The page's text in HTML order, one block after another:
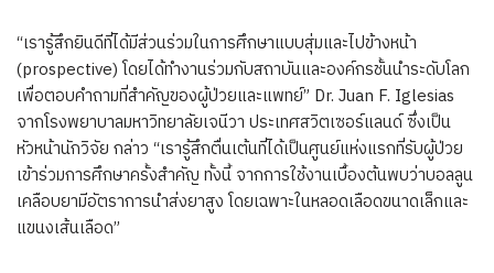
“เรารู้สึกยินดีที่ได้มีส่วนร่วมในการศึกษาแบบสุ่มและไปข้างหน้า
(prospective) โดยได้ทำงานร่วมกับสถาบันและองค์กรชั้นนำระดับโลก
เพื่อตอบคำถามที่สำคัญของผู้ป่วยและแพทย์” Dr. Juan F. Iglesias
จากโรงพยาบาลมหาวิทยาลัยเจนีวา ประเทศสวิตเซอร์แลนด์ ซึ่งเป็น
หัวหน้านักวิจัย กล่าว “เรารู้สึกตื่นเต้นที่ได้เป็นศูนย์แห่งแรกที่รับผู้ป่วย
เข้าร่วมการศึกษาครั้งสำคัญ ทั้งนี้ จากการใช้งานเบื้องต้นพบว่าบอลลูน
เคลือบยามีอัตราการนำส่งยาสูง โดยเฉพาะในหลอดเลือดขนาดเล็กและ
แขนงเส้นเลือด”